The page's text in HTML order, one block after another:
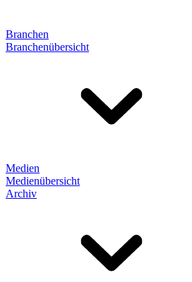
Branchen
Branchenübersicht
Medien
Medienübersicht
Archiv